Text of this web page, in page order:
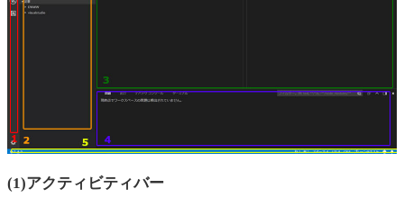
(1)アクティビティバー